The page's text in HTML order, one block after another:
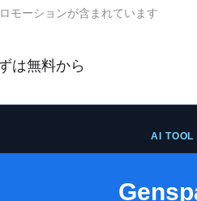
モーションが含まれています
は無料から
AI TOOL